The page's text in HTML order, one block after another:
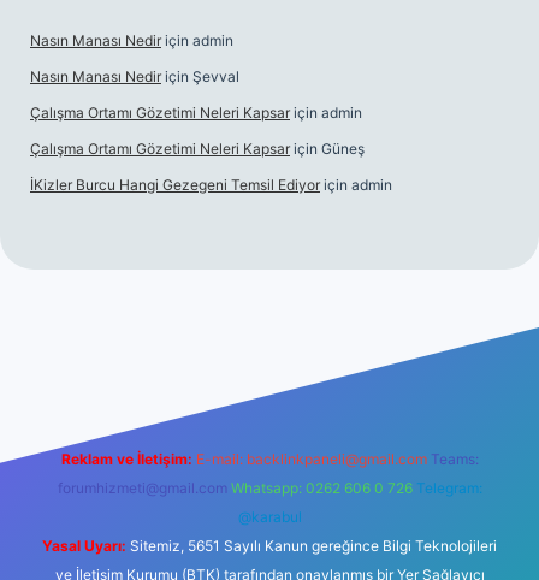
Nasın Manası Nedir için admin
Nasın Manası Nedir için Şevval
Çalışma Ortamı Gözetimi Neleri Kapsar için admin
Çalışma Ortamı Gözetimi Neleri Kapsar için Güneş
İKizler Burcu Hangi Gezegeni Temsil Ediyor için admin
Reklam ve İletişim: E-mail: backlinkpaneli@gmail.com Teams:
forumhizmeti@gmail.com Whatsapp: 0262 606 0 726 Telegram:
@karabul
Yasal Uyarı: Sitemiz, 5651 Sayılı Kanun gereğince Bilgi Teknolojileri
ve İletişim Kurumu (BTK) tarafından onaylanmış bir Yer Sağlayıcı